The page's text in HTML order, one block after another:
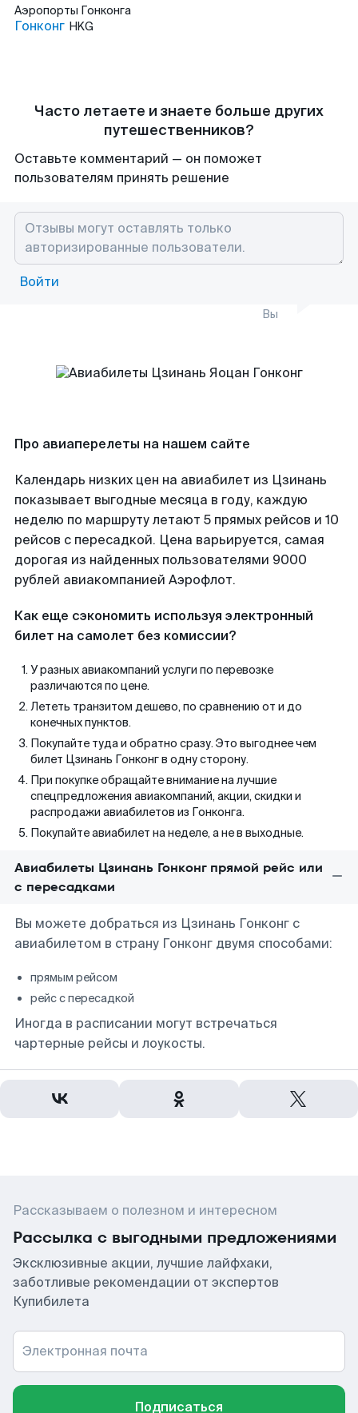
Аэропорты Гонконга
Гонконг HKG
Часто летаете и знаете больше других
путешественников?
Оставьте комментарий — он поможет
пользователям принять решение
Войти
Вы
Про авиаперелеты на нашем сайте
Календарь низких цен на авиабилет из Цзинань
показывает выгодные месяца в году, каждую
неделю по маршруту летают 5 прямых рейсов и 10
рейсов с пересадкой. Цена варьируется, самая
дорогая из найденных пользователями 9000
рублей авиакомпанией Аэрофлот.
Как еще сэкономить используя электронный
билет на самолет без комиссии?
У разных авиакомпаний услуги по перевозке
различаются по цене.
Лететь транзитом дешево, по сравнению от и до
конечных пунктов.
Покупайте туда и обратно сразу. Это выгоднее чем
билет Цзинань Гонконг в одну сторону.
При покупке обращайте внимание на лучшие
спецпредложения авиакомпаний, акции, скидки и
распродажи авиабилетов из Гонконга.
Покупайте авиабилет на неделе, а не в выходные.
Авиабилеты Цзинань Гонконг прямой рейс или
с пересадками
Вы можете добраться из Цзинань Гонконг с
авиабилетом в страну Гонконг двумя способами:
прямым рейсом
рейс с пересадкой
Иногда в расписании могут встречаться
чартерные рейсы и лоукосты.
Рассказываем о полезном и интересном
Рассылка с выгодными предложениями
Эксклюзивные акции, лучшие лайфхаки,
заботливые рекомендации от экспертов
Купибилета
Электронная почта
Подписаться